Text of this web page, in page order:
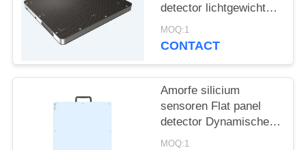
detector lichtgewicht
geschikt voor detectie
van hoge energie 15MV
MOQ:1
CONTACT
Amorfe silicium
sensoren Flat panel
detector Dynamische
DR en niet-
MOQ:1